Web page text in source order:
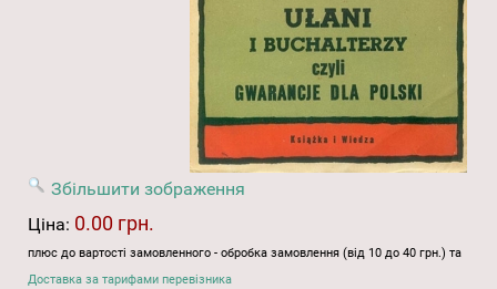
Збільшити зображення
Ціна: 0.00 грн.
плюс до вартості замовленного - обробка замовлення (від 10 до 40 грн.) та
Доставка за тарифами перевізника